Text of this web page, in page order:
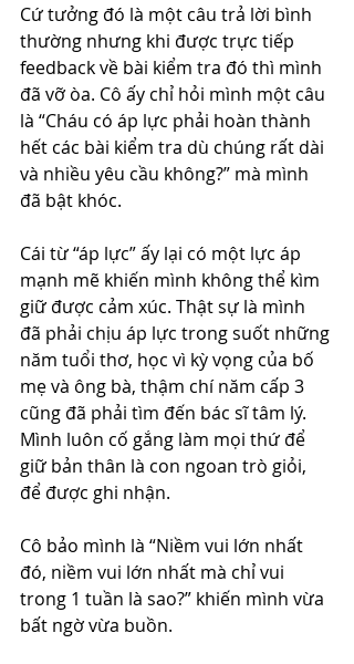
Cứ tưởng đó là một câu trả lời bình
thường nhưng khi được trực tiếp
feedback về bài kiểm tra đó thì mình
đã vỡ òa. Cô ấy chỉ hỏi mình một câu
là “Cháu có áp lực phải hoàn thành
hết các bài kiểm tra dù chúng rất dài
và nhiều yêu cầu không?” mà mình
đã bật khóc.
Cái từ “áp lực” ấy lại có một lực áp
mạnh mẽ khiến mình không thể kìm
giữ được cảm xúc. Thật sự là mình
đã phải chịu áp lực trong suốt những
năm tuổi thơ, học vì kỳ vọng của bố
mẹ và ông bà, thậm chí năm cấp 3
cũng đã phải tìm đến bác sĩ tâm lý.
Mình luôn cố gắng làm mọi thứ để
giữ bản thân là con ngoan trò giỏi,
để được ghi nhận.
Cô bảo mình là “Niềm vui lớn nhất
đó, niềm vui lớn nhất mà chỉ vui
trong 1 tuần là sao?” khiến mình vừa
bất ngờ vừa buồn.